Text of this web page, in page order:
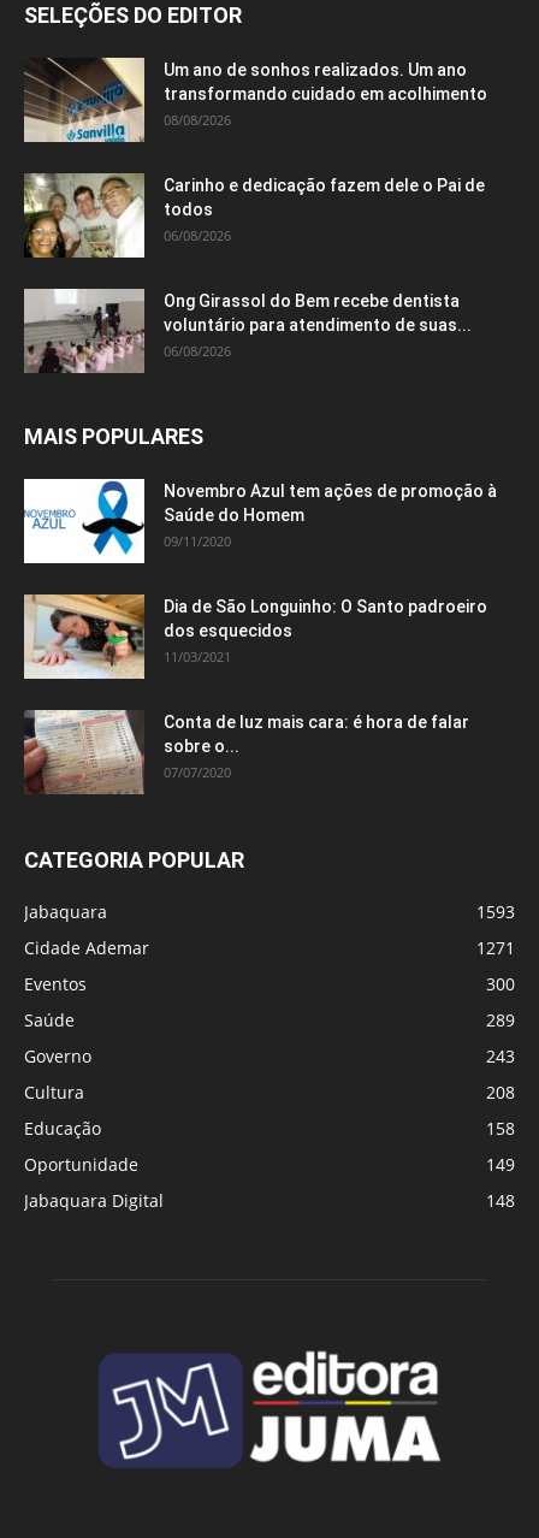
SELEÇÕES DO EDITOR
Um ano de sonhos realizados. Um ano
transformando cuidado em acolhimento
08/08/2026
Carinho e dedicação fazem dele o Pai de
todos
06/08/2026
Ong Girassol do Bem recebe dentista
voluntário para atendimento de suas...
06/08/2026
MAIS POPULARES
Novembro Azul tem ações de promoção à
Saúde do Homem
09/11/2020
Dia de São Longuinho: O Santo padroeiro
dos esquecidos
11/03/2021
Conta de luz mais cara: é hora de falar
sobre o...
07/07/2020
CATEGORIA POPULAR
Jabaquara
1593
Cidade Ademar
1271
Eventos
300
Saúde
289
Governo
243
Cultura
208
Educação
158
Oportunidade
149
Jabaquara Digital
148